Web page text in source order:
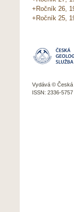
+Ročník 26,
+Ročník 25,
Vydává © Česká
ISSN: 2336-